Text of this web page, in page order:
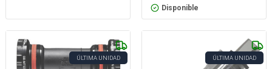
Disponible
ÚLTIMA UNIDAD ÚLTIMA UNIDAD